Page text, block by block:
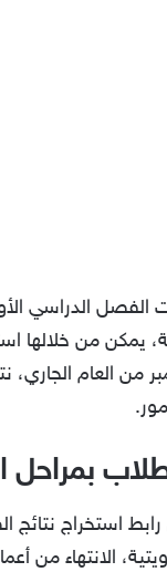
يمكن من
مساء الأربعاء الموافق
بمراحل
استخراج نتائج
الانتهاء من